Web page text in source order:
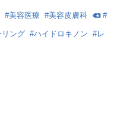
#美容医療 #美容皮膚科 #
リング #ハイドロキノン #レ